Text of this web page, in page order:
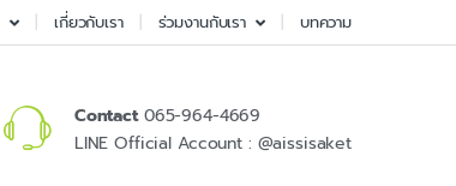
เกี่ยวกับเรา ร่วมงานกับเรา บทความ
Contact065-964-4669
LINE Official Account : @aissisaket